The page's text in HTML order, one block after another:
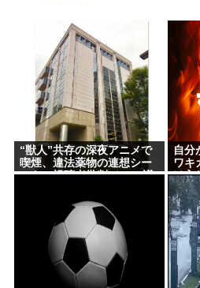
れ。もれなく特典付きで前
のプレゼントが貰える！
東海汽船の当直が飲酒ｗｗ
事業停止ま？草生えるｗｗ
【衝撃】手術中に熊本地震
画あり)
ここ数年「どっちもどっち
から叩くな」とかゆうチキ
から来たの？(´・ω・`)
【動画】手術中に熊本地震
医療脱毛・脱毛サロンを考
ンいるか？？
“獣人”共存の深夜アニメで
喫煙、違法薬物の連想シー
ンも…視聴者批判でBPO議
自分
ワキ
け入
良く